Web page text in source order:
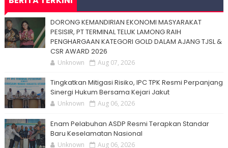
DORONG KEMANDIRIAN EKONOMI MASYARAKAT
PESISIR, PT TERMINAL TELUK LAMONG RAIH
PENGHARGAAN KATEGORI GOLD DALAM AJANG TJSL &
CSR AWARD 2026
Unknown Aug 07, 2026
Tingkatkan Mitigasi Risiko, IPC TPK Resmi Perpanjang
Sinergi Hukum Bersama Kejari Jakut
Unknown Aug 06, 2026
Enam Pelabuhan ASDP Resmi Terapkan Standar
Baru Keselamatan Nasional
Unknown Aug 06, 2026